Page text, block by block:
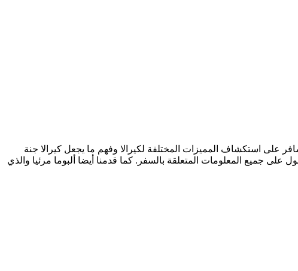
على استكشاف المميزات المختلفة لكيرالا وفهم ما يجعل كيرالا جنة
جميع المعلومات المتعلقة بالسفر. كما قدمنا أيضا ألبوما مرئيا والذي